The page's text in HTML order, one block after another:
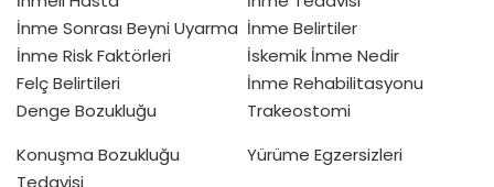
İnme Sonrası Beyni Uyarma
İnme Risk Faktörleri
Felç Belirtileri
Denge Bozukluğu
İnme Belirtiler
İskemik İnme Nedir
İnme Rehabilitasyonu
Trakeostomi
Konuşma Bozukluğu
Tedavisi
Yürüme Egzersizleri